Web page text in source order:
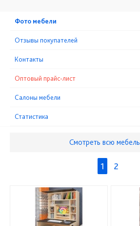
Фото мебели
Отзывы покупателей
Контакты
Оптовый прайс-лист
Cалоны мебели
Статистика
Смотреть всю мебель
1 2